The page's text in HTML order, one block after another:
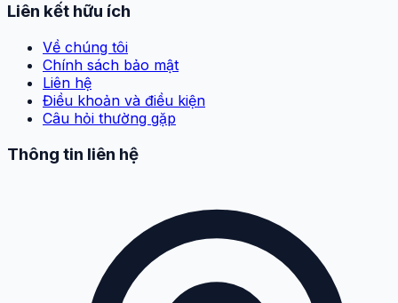
Liên kết hữu ích
Về chúng tôi
Chính sách bảo mật
Liên hệ
Điều khoản và điều kiện
Câu hỏi thường gặp
Thông tin liên hệ